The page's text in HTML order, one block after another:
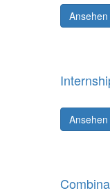
Ansehen
Ansehen